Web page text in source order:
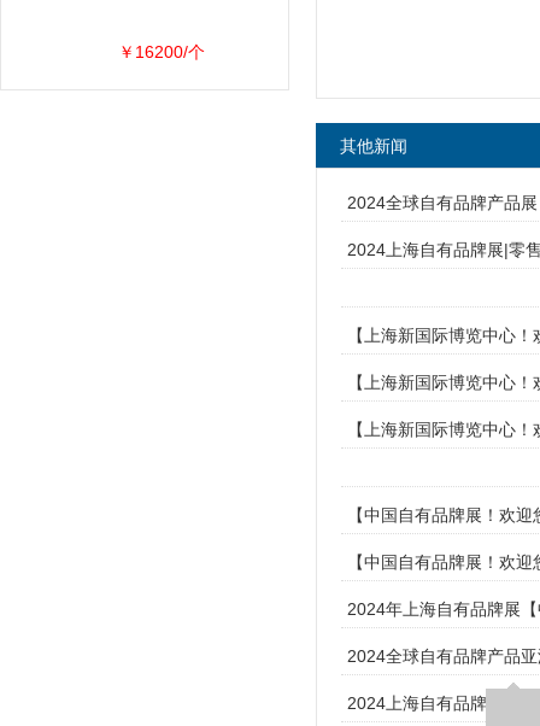
其他新闻
2024全球自有品牌产品
2024上海自有品牌展|零
【上海新国际博览中心
【上海新国际博览中心
【上海新国际博览中心
【中国自有品牌展！欢
【中国自有品牌展！欢
2024年上海自有品牌展
2024全球自有品牌产品
2024上海自有品牌展|百
￥16200/个